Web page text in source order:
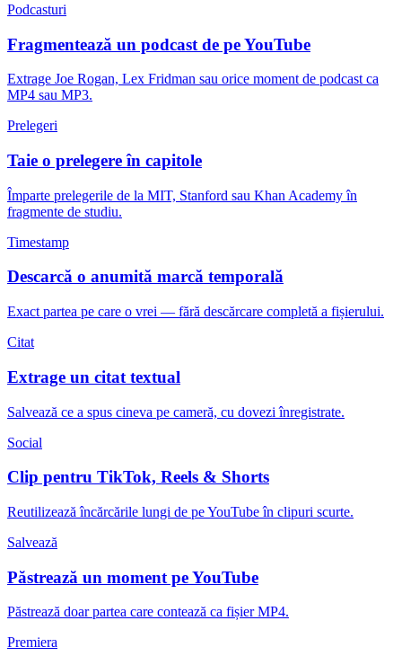
Podcasturi
Fragmentează un podcast de pe YouTube
Extrage Joe Rogan, Lex Fridman sau orice moment de podcast ca
MP4 sau MP3.
Prelegeri
Taie o prelegere în capitole
Împarte prelegerile de la MIT, Stanford sau Khan Academy în
fragmente de studiu.
Timestamp
Descarcă o anumită marcă temporală
Exact partea pe care o vrei — fără descărcare completă a fișierului.
Citat
Extrage un citat textual
Salvează ce a spus cineva pe cameră, cu dovezi înregistrate.
Social
Clip pentru TikTok, Reels & Shorts
Reutilizează încărcările lungi de pe YouTube în clipuri scurte.
Salvează
Păstrează un moment pe YouTube
Păstrează doar partea care contează ca fișier MP4.
Premiera